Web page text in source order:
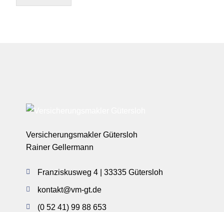
Versicherungsmakler Gütersloh
Rainer Gellermann
Franziskusweg 4 | 33335 Gütersloh
kontakt@vm-gt.de
(0 52 41) 99 88 653